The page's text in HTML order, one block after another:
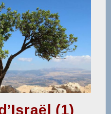
(1)